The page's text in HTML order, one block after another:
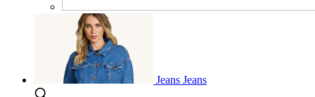
Jeans Jeans